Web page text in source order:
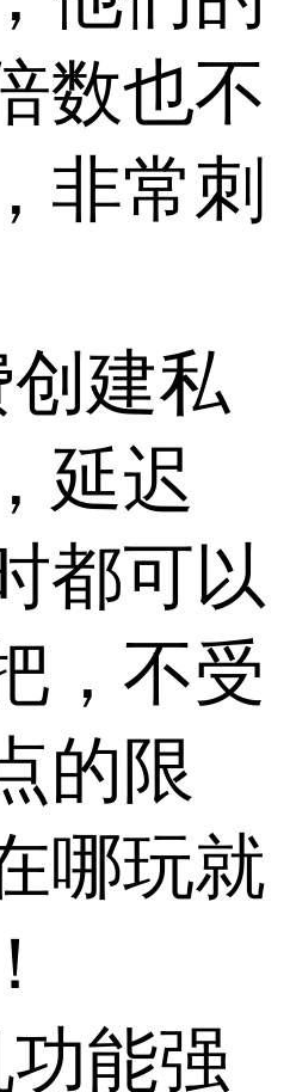
数也不
非常刺
建私
延迟
都可以
，不受
的限
哪玩就
能强